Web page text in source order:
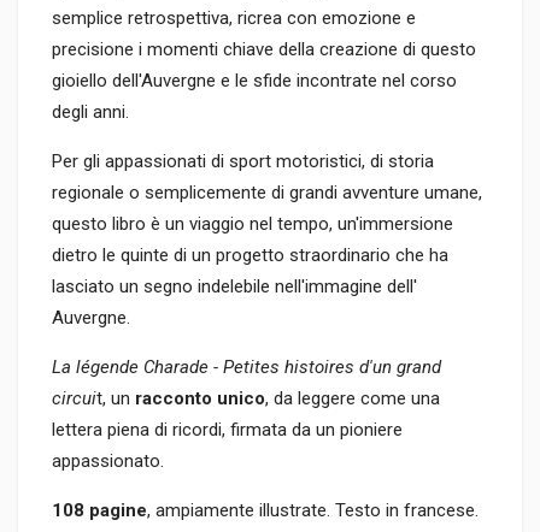
semplice retrospettiva, ricrea con emozione e
precisione i momenti chiave della creazione di questo
gioiello dell'Auvergne e le sfide incontrate nel corso
degli anni.
Per gli appassionati di sport motoristici, di storia
regionale o semplicemente di grandi avventure umane,
questo libro è un viaggio nel tempo, un'immersione
dietro le quinte di un progetto straordinario che ha
lasciato un segno indelebile nell'immagine dell'
Auvergne.
La légende Charade - Petites histoires d'un grand
circuit, un racconto unico, da leggere come una
lettera piena di ricordi, firmata da un pioniere
appassionato.
108 pagine, ampiamente illustrate. Testo in francese.